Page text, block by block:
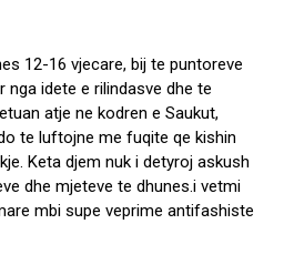
12-16 vjecare, bij te puntoreve
idete e rilindasve dhe te
atje ne kodren e Saukut,
te luftojne me fuqite qe kishin
Keta djem nuk i detyroj askush
dhe mjeteve te dhunes.i vetmi
mbi supe veprime antifashiste